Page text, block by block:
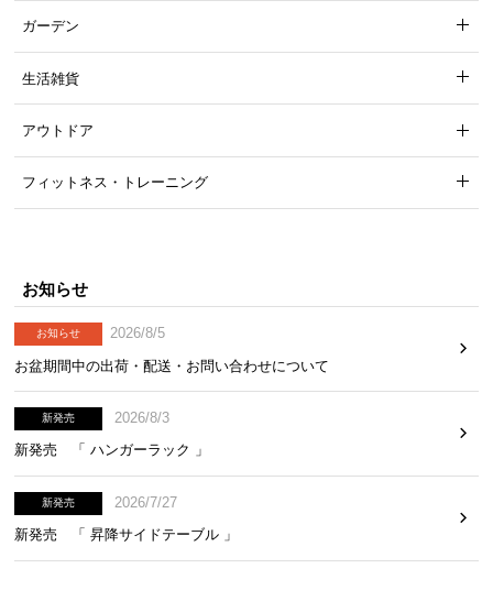
ガーデン
生活雑貨
アウトドア
フィットネス・トレーニング
お知らせ
お知らせ
2026/8/5
お盆期間中の出荷・配送・お問い合わせについて
新発売
2026/8/3
新発売 「 ハンガーラック 」
新発売
2026/7/27
新発売 「 昇降サイドテーブル 」